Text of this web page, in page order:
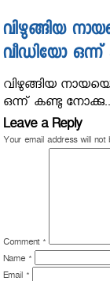
വിഴുങ്ങിയ
വീഡിയോ
വിഴുങ്ങിയ
ഒന്ന് കണ്ടു
Leave a Reply
Your email address will not
Comment *
Name *
Email *